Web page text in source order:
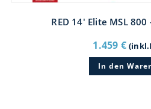
RED 14′ Elite MSL
1.459 €
In den